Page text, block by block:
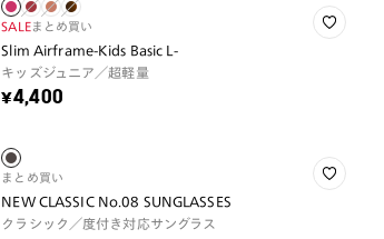
SALEまとめ買い
Slim Airframe-Kids Basic L-
キッズジュニア／超軽量
¥4,400
まとめ買い
NEW CLASSIC No.08 SUNGLASSES
クラシック／度付き対応サングラス